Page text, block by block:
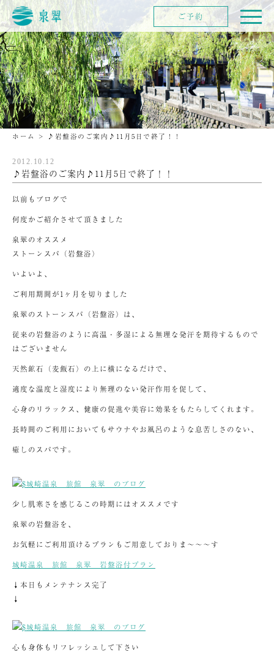
ホーム > ♪岩盤浴のご案内♪11月5日で終了！！
2012.10.12
♪岩盤浴のご案内♪11月5日で終了！！
以前もブログで
何度かご紹介させて頂きました
泉翠のオススメ
ストーンスパ（岩盤浴）
いよいよ、
ご利用期間が1ヶ月を切りました
泉翠のストーンスパ（岩盤浴）は、
従来の岩盤浴のように高温・多湿による無理な発汗を期待するもので
はございません
天然鉱石（麦飯石）の上に横になるだけで、
適度な温度と湿度により無理のない発汗作用を促して、
心身のリラックス、健康の促進や美容に効果をもたらしてくれます。
長時間のご利用においてもサウナやお風呂のような息苦しさのない、
癒しのスパです。
少し肌寒さを感じるこの時期にはオススメです
泉翠の岩盤浴を、
お気軽にご利用頂けるプランもご用意しておりま～～～す
城崎温泉 旅館 泉翠 岩盤浴付プラン
↓本日もメンテナンス完了
↓
心も身体もリフレッシュして下さい
ご予約